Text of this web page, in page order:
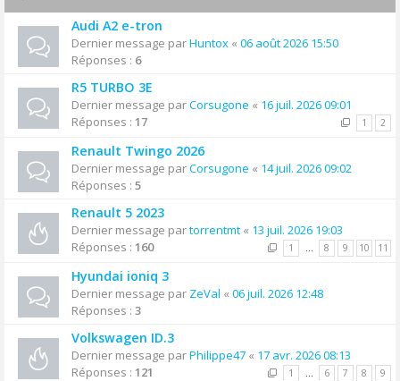
Audi A2 e-tron
Dernier message parHuntox « 06 août 2026 15:50
Réponses : 6
R5 TURBO 3E
Dernier message parCorsugone « 16 juil. 2026 09:01
Réponses : 17 1 2
Renault Twingo 2026
Dernier message parCorsugone « 14 juil. 2026 09:02
Réponses : 5
Renault 5 2023
Dernier message partorrentmt « 13 juil. 2026 19:03
Réponses : 160 1 … 8 9 10 11
Hyundai ioniq 3
Dernier message par ZeVal « 06 juil. 2026 12:48
Réponses : 3
Volkswagen ID.3
Dernier message parPhilippe47 « 17 avr. 2026 08:13
Réponses : 121 1 … 6 7 8 9